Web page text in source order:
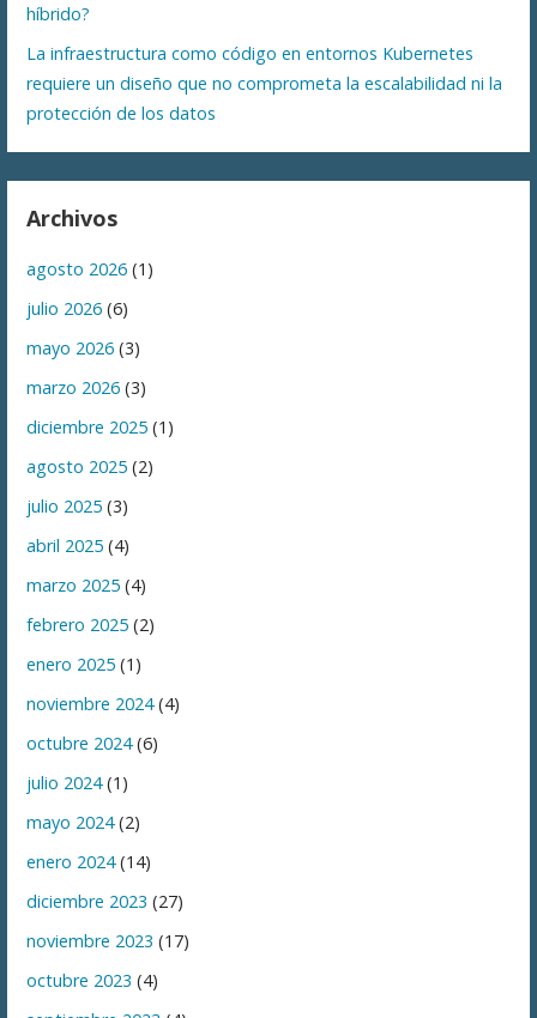
híbrido?
La infraestructura como código en entornos Kubernetes
requiere un diseño que no comprometa la escalabilidad ni la
protección de los datos
Archivos
agosto 2026 (1)
julio 2026 (6)
mayo 2026 (3)
marzo 2026 (3)
diciembre 2025 (1)
agosto 2025 (2)
julio 2025 (3)
abril 2025 (4)
marzo 2025 (4)
febrero 2025 (2)
enero 2025 (1)
noviembre 2024(4)
octubre 2024(6)
julio 2024(1)
mayo 2024(2)
enero 2024(14)
diciembre 2023 (27)
noviembre 2023 (17)
octubre 2023 (4)